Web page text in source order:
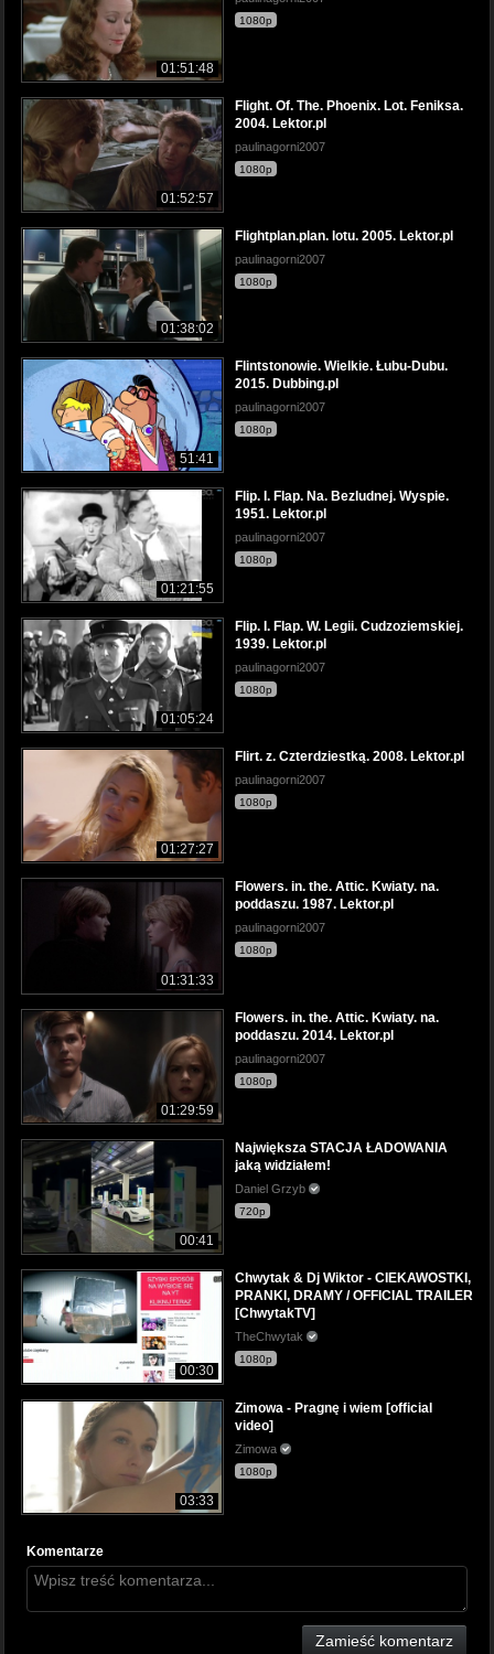
01:51:48
1080p
01:52:57
Flight. Of. The. Phoenix. Lot. Feniksa.
2004. Lektor.pl
paulinagorni2007
1080p
01:38:02
Flightplan.plan. lotu. 2005. Lektor.pl
paulinagorni2007
1080p
51:41
Flintstonowie. Wielkie. Łubu-Dubu.
2015. Dubbing.pl
paulinagorni2007
1080p
01:21:55
Flip. I. Flap. Na. Bezludnej. Wyspie.
1951. Lektor.pl
paulinagorni2007
1080p
01:05:24
Flip. I. Flap. W. Legii. Cudzoziemskiej.
1939. Lektor.pl
paulinagorni2007
1080p
01:27:27
Flirt. z. Czterdziestką. 2008. Lektor.pl
paulinagorni2007
1080p
01:31:33
Flowers. in. the. Attic. Kwiaty. na.
poddaszu. 1987. Lektor.pl
paulinagorni2007
1080p
01:29:59
Flowers. in. the. Attic. Kwiaty. na.
poddaszu. 2014. Lektor.pl
paulinagorni2007
1080p
00:41
Największa STACJA ŁADOWANIA
jaką widziałem!
Daniel Grzyb
720p
00:30
Chwytak & Dj Wiktor - CIEKAWOSTKI,
PRANKI, DRAMY / OFFICIAL TRAILER
[ChwytakTV]
TheChwytak
1080p
03:33
Zimowa - Pragnę i wiem [official
video]
Zimowa
1080p
Komentarze
Zamieść komentarz